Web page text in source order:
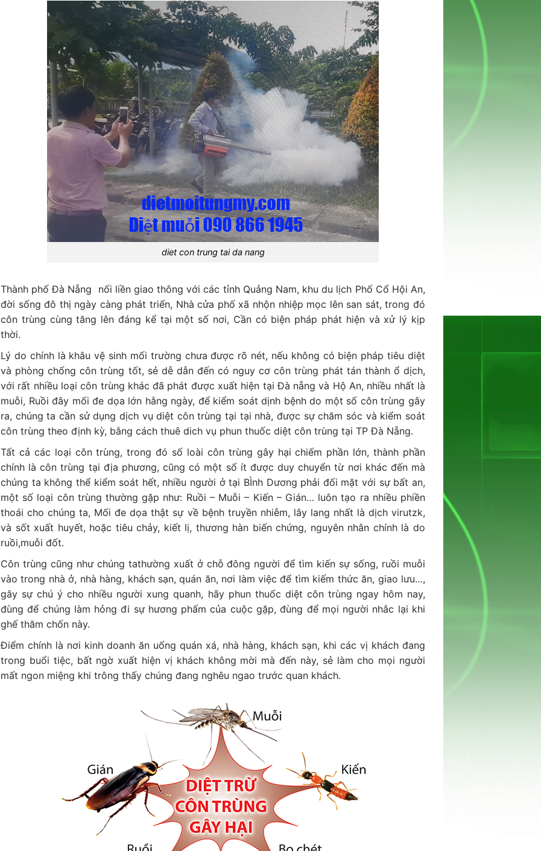
diet con trung tai da nang
Thành phố Đà Nẵng nối liền giao thông với các tỉnh Quảng Nam, khu du lịch Phố Cổ Hội An,
đời sống đô thị ngày càng phát triển, Nhà cửa phố xã nhộn nhiệp mọc lên san sát, trong đó
côn trùng cùng tăng lên đáng kể tại một số nơi, Cần có biện pháp phát hiện và xử lý kịp
thời.
Lý do chính là khâu vệ sinh mối trường chưa được rõ nét, nếu không có biện pháp tiêu diệt
và phòng chống côn trùng tốt, sẻ dễ dẫn đến có nguy cơ côn trùng phát tán thành ổ dịch,
với rất nhiều loại côn trùng khác đã phát được xuất hiện tại Đà nẵng và Hộ An, nhiều nhất là
muỗi, Ruồi đây mối đe dọa lớn hằng ngày, để kiểm soát dịnh bệnh do một số côn trùng gây
ra, chúng ta cần sử dụng dịch vụ diệt côn trùng tại tại nhà, được sự chăm sóc và kiểm soát
côn trùng theo định kỳ, bằng cách thuê dich vụ phun thuốc diệt côn trùng tại TP Đà Nẵng.
Tất cả các loại côn trùng, trong đó số loài côn trùng gây hại chiếm phần lớn, thành phần
chính là côn trùng tại địa phương, cũng có một số ít được duy chuyển từ nơi khác đến mà
chúng ta không thể kiểm soát hết, nhiều người ở tại BÌnh Dương phải đối mặt với sự bất an,
một số loại côn trùng thường gặp như: Ruồi – Muỗi – Kiến – Gián… luôn tạo ra nhiều phiền
thoái cho chúng ta, Mối đe dọa thật sự về bệnh truyền nhiễm, lây lang nhất là dịch virutzk,
và sốt xuất huyết, hoặc tiêu chảy, kiết lị, thương hàn biến chứng, nguyên nhân chính là do
ruồi,muỗi đốt.
Côn trùng cũng như chúng tathường xuất ở chỗ đông người để tìm kiến sự sống, ruồi muỗi
vào trong nhà ở, nhà hàng, khách sạn, quán ăn, nơi làm việc để tìm kiếm thức ăn, giao lưu…,
gây sự chú ý cho nhiều người xung quanh, hãy phun thuốc diệt côn trùng ngay hôm nay,
đùng để chúng làm hỏng đi sự hương phấm của cuộc gặp, đùng để mọi người nhắc lại khi
ghế thăm chốn này.
Điểm chính là nơi kinh doanh ăn uống quán xá, nhà hàng, khách sạn, khi các vị khách đang
trong buổi tiệc, bất ngờ xuất hiện vị khách không mời mà đến này, sẻ làm cho mọi người
mất ngon miệng khi trông thấy chúng đang nghêu ngao trước quan khách.